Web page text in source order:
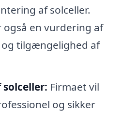
af solceller.
en vurdering af
tilgængelighed af
Firmaet vil
og sikker